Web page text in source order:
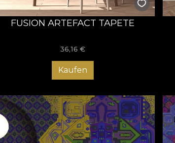
FUSION ARTEFACT TAPETE
36,16 €
Kaufen